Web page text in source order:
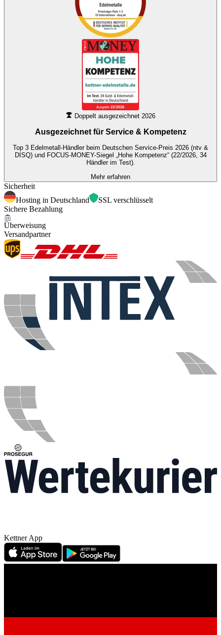
Doppelt ausgezeichnet 2026
Ausgezeichnet für Service & Kompetenz
Top 3 Edelmetall-Händler beim Deutschen Service-Preis 2026 (ntv &
DISQ) und FOCUS-MONEY-Siegel „Hohe Kompetenz“ (22/2026, 34
Händler im Test).
Mehr erfahren
Sicherheit
Hosting in Deutschland
SSL verschlüsselt
Sichere Bezahlung
Überweisung
Versandpartner
Kettner App